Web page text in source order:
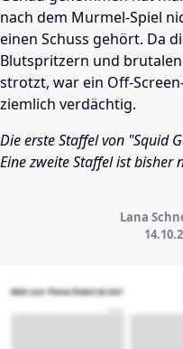
nach dem Murmel-Spiel
einen Schuss gehört. Da
Blutspritzern und
strotzt, war ein Off-
ziemlich verdächtig.
Die erste Staffel von "Squid
Eine zweite Staffel ist bisher
Lana